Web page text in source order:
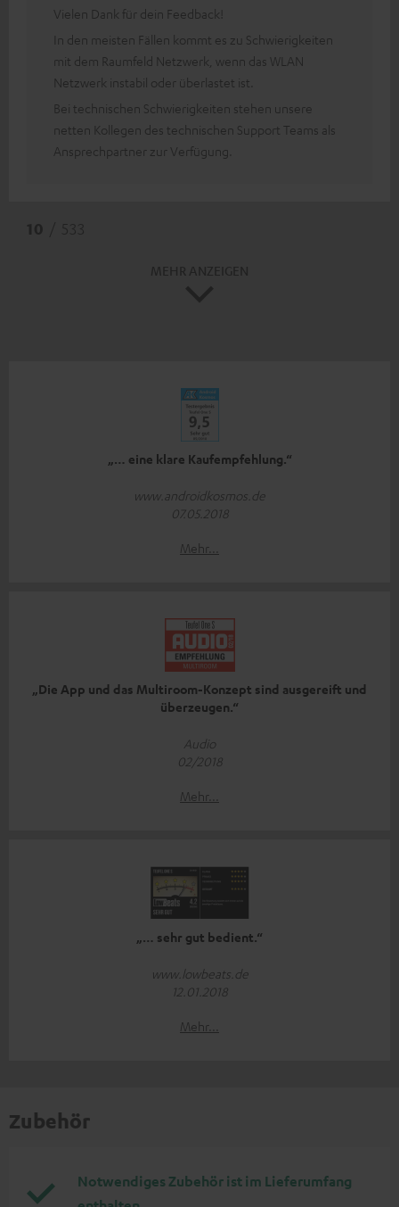
Vielen Dank für dein Feedback!
In den meisten Fällen kommt es zu Schwierigkeiten
mit dem Raumfeld Netzwerk, wenn das WLAN
Netzwerk instabil oder überlastet ist.
Bei technischen Schwierigkeiten stehen unsere
netten Kollegen des technischen Support Teams als
Ansprechpartner zur Verfügung.
„… eine klare Kaufempfehlung.“
www.androidkosmos.de
07.05.2018
Mehr...
„Die App und das Multiroom-Konzept sind ausgereift und
überzeugen.“
Audio
02/2018
Mehr...
„… sehr gut bedient.“
www.lowbeats.de
12.01.2018
Mehr...
Zubehör
Notwendiges Zubehör ist im Lieferumfang